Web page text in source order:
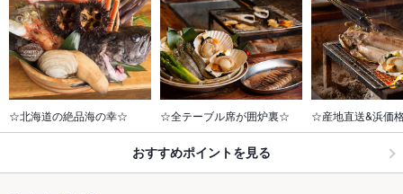
☆北海道の絶品海の幸☆ ☆全テーブル席が囲炉裏☆ ☆産地直送&浜価
おすすめポイントを見る